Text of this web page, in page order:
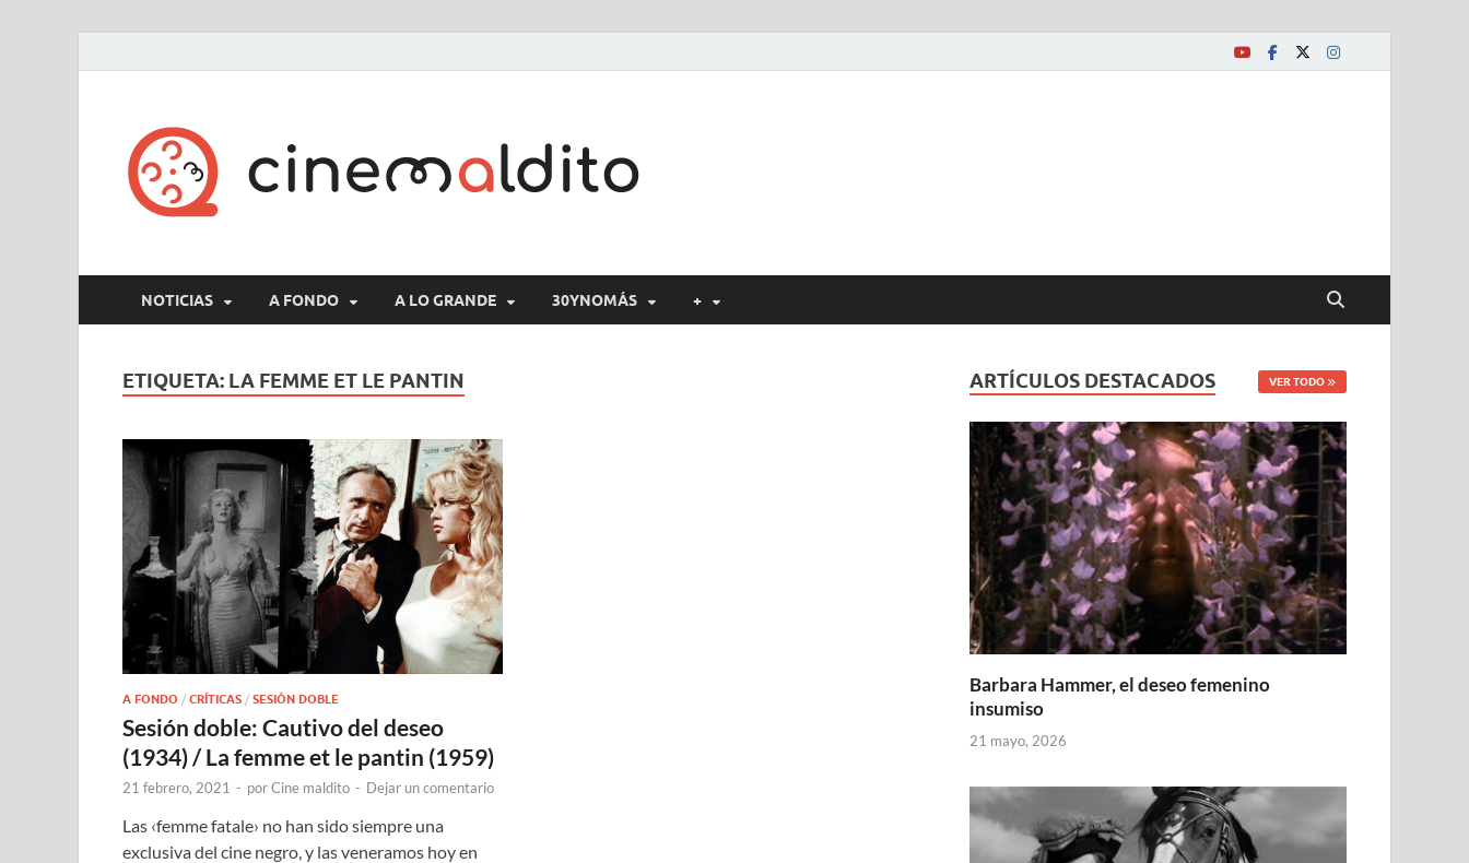
NOTICIAS A FONDO A LO GRANDE 30YNOMÁS +
ETIQUETA: LA FEMME ET LE PANTIN
A FONDO / CRÍTICAS / SESIÓN DOBLE
Sesión doble: Cautivo del deseo
(1934) / La femme et le pantin (1959)
21 febrero, 2021 - porCine maldito - Dejar un comentario
Las ‹femme fatale› no han sido siempre una
exclusiva del cine negro, y las veneramos hoy en
ARTÍCULOS DESTACADOS VER TODO
Barbara Hammer, el deseo femenino
insumiso
21 mayo, 2026